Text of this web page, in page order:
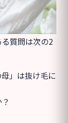
質問は次の2
」は抜け毛に